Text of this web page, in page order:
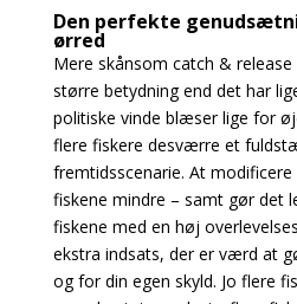
Den perfekte
ørred
Mere skånsom catch &
større betydning end det har
politiske vinde blæser lige for
flere fiskere desværre et
fremtidsscenarie. At modificere
fiskene mindre – samt gør det
fiskene med en høj
ekstra indsats, der er værd at
og for din egen skyld. Jo flere